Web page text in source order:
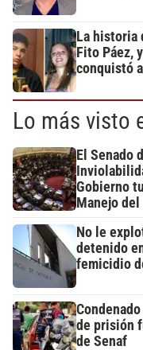
La historia
Fito Páez,
conquistó
Lo más visto
El Senado
Gobierno
Manejo
No le
detenido
femicidio
de prisión
de Senaf